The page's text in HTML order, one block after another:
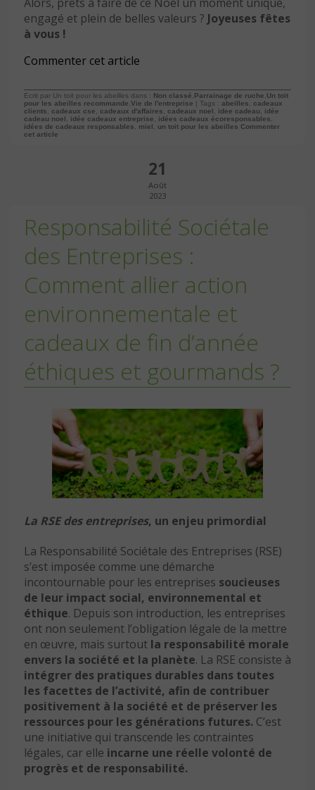
engagé et plein de belles valeurs ? Joyeuses fêtes
à vous !
Commenter cet article
Ecrit par Un toit pour les abeilles dans : Non classé, Parrainage de ruche,Un toit
pour les abeilles recommande,Vie de l'entreprise | Tags : abeilles, cadeaux
clients, cadeaux cse, cadeaux d'affaires, cadeaux noel , idee cadeau, idée
cadeau noel , idée cadeaux entreprise, idées cadeaux écoresponsables,
idées de cadeaux responsables, miel , un toit pour les abeilles Commenter
cet article
21
Août
2023
Responsabilité Sociétale
des Entreprises :
Comment allier action
environnementale et
cadeaux de fin d’année
éthiques et gourmands ?
La RSE des entreprises, un enjeu primordial
La Responsabilité Sociétale des Entreprises (RSE)
s’est imposée comme une démarche
incontournable pour les entreprises soucieuses
de leur impact social, environnemental et
éthique. Depuis son introduction, les entreprises
ont non seulement l’obligation légale de la mettre
en œuvre, mais surtout la responsabilité morale
envers la société et la planète. La RSE consiste à
intégrer des pratiques durables dans toutes
les facettes de l’activité, afin de contribuer
positivement à la société et de préserver les
ressources pour les générations futures. C’est
une initiative qui transcende les contraintes
légales, car elle incarne une réelle volonté de
progrès et de responsabilité.